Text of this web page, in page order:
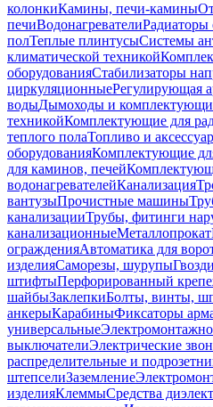
колонкиКамины, печи-камины
печиВодонагревателиРадиаторы
полТеплые плинтусыСистемы
климатической техникой
оборудованияСтабилизаторы
циркуляционныеРегулирующая
водыДымоходы и
техникойКомплектующие для
теплого полаТопливо и
оборудованияКомплектующие
для каминов, печей
водонагревателейКанализация
вантузыПрочистные машины
канализацииТрубы, фитинги
канализационныеМеталлопрокат
огражденияАвтоматика для
изделияСаморезы, шурупыГвозди
штифтыПерфорированный
шайбыЗаклепкиБолты, винты,
анкерыКарабиныФиксаторы
универсальные
выключателиЭлектрические
распределительные и
штепселиЗаземление
изделияКлеммыСредства